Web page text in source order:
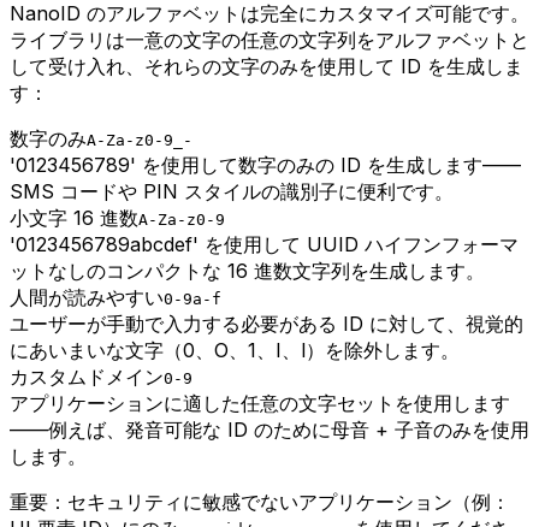
NanoID のアルファベットは完全にカスタマイズ可能です。
ライブラリは一意の文字の任意の文字列をアルファベットと
して受け入れ、それらの文字のみを使用して ID を生成しま
す：
数字のみA-Za-z0-9_-
'0123456789' を使用して数字のみの ID を生成します——
SMS コードや PIN スタイルの識別子に便利です。
小文字 16 進数A-Za-z0-9
'0123456789abcdef' を使用して UUID ハイフンフォーマ
ットなしのコンパクトな 16 進数文字列を生成します。
人間が読みやすい0-9a-f
ユーザーが手動で入力する必要がある ID に対して、視覚的
にあいまいな文字（0、O、1、I、l）を除外します。
カスタムドメイン0-9
アプリケーションに適した任意の文字セットを使用します
——例えば、発音可能な ID のために母音 + 子音のみを使用
します。
重要：セキュリティに敏感でないアプリケーション（例：